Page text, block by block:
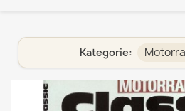
Kategorie: